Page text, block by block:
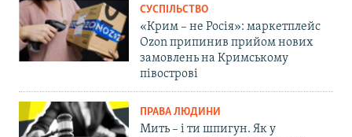
СУСПІЛЬСТВО
«Крим – не Росія»: маркетплейс
Ozon припинив прийом нових
замовлень на Кримському
півострові
ПРАВА ЛЮДИНИ
Мить – і ти шпигун. Як у